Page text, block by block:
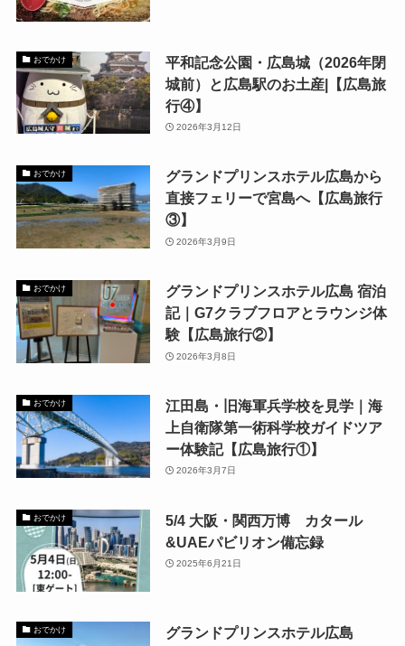
おでかけ
平和記念公園・広島城（2026年閉
城前）と広島駅のお土産|【広島旅
行④】
2026年3月12日
おでかけ
グランドプリンスホテル広島から
直接フェリーで宮島へ【広島旅行
③】
2026年3月9日
おでかけ
グランドプリンスホテル広島 宿泊
記｜G7クラブフロアとラウンジ体
験【広島旅行②】
2026年3月8日
おでかけ
江田島・旧海軍兵学校を見学｜海
上自衛隊第一術科学校ガイドツア
ー体験記【広島旅行①】
2026年3月7日
おでかけ
5/4 大阪・関西万博 カタール
&UAEパビリオン備忘録
2025年6月21日
おでかけ グランドプリンスホテル広島